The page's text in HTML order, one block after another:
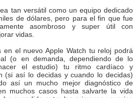
tan versátil como un equipo dedicado
de dólares, pero para el fin que fue
asombroso y super útil con
vidas.
en el nuevo Apple Watch tu reloj podrá
(o en demanda, dependiendo de lo
el estudio) tu ritmo cardíaco y
(si así lo decidas y cuando lo decidas)
así un mucho mejor diagnóstico de
muchos casos hasta salvarte la vida